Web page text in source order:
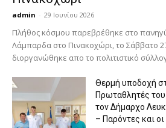
admin - 29 Ιουνίου 2026
Πλήθος κόσμου παρεβρέθηκε στο
Λάμπαρδα στο Πινακοχώρι, το Σάββατο
διοργανώθηκε απο το πολιτιστικό
Θερμή υποδοχή
Πρωταθλητές
τον Δήμαρχο
– Παρόντες και